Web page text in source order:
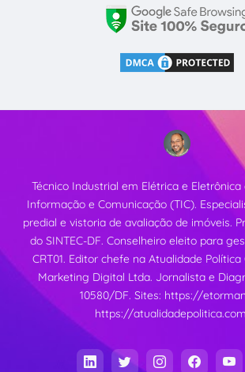
Técnico Industrial em Elétrica e Eletrônica
Informação e Comunicação (TIC).
predial e vistoria de avaliação de imóveis.
do SINTEC-DF. Conselheiro eleito para
CRT01. Editor chefe na Atualidade
Marketing Digital Ltda. Jornalista e
10580/DF. Sites: https://
https://